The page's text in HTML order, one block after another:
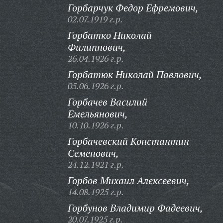
Горбарчук Федор Ефремович,
02.07.1919 г.р.
Горбатко Николай
Филиппович,
26.04.1926 г.р.
Горбатюк Николай Павлович,
05.06.1926 г.р.
Горбачев Василий
Емельянович,
10.10.1926 г.р.
Горбачевский Константин
Семенович,
24.12.1921 г.р.
Горбов Михаил Алексеевич,
14.08.1925 г.р.
Горбунов Владимир Фадеевич,
20.07.1925 г.р.